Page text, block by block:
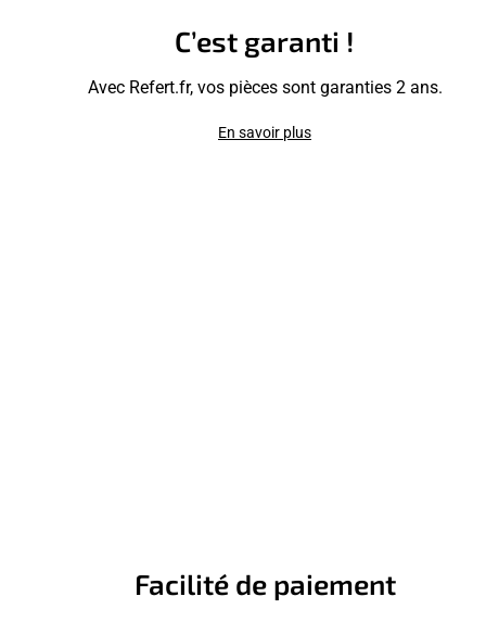
C’est garanti !
Avec Refert.fr, vos pièces sont garanties 2 ans.
En savoir plus
Facilité de paiement